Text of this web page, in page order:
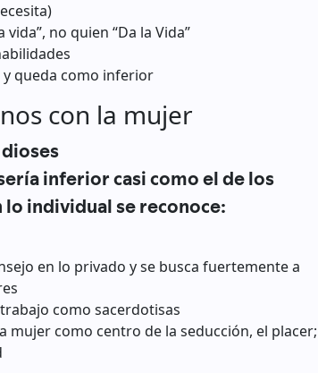
no quien “Da la Vida”
y queda como inferior
con la mujer
dioses
inferior casi como el de los
lo individual se reconoce:
en lo privado y se busca fuertemente a
como sacerdotisas
mujer como centro de la seducción, el placer;